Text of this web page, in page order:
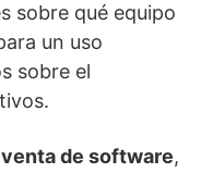
sobre qué equipo
un uso
sobre el
venta de software,